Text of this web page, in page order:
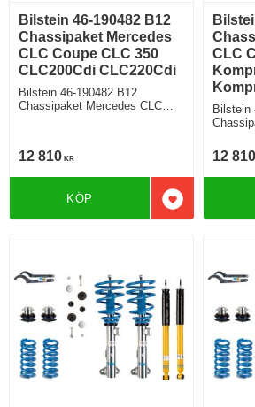
Bilstein 46-190482 B12
Chassipaket Mercedes
CLC Coupe CLC 350
CLC200Cdi CLC220Cdi
Bilstein 46-190482 B12
Chassipaket Mercedes CLC
Från årsmodell 05 2008 till
12 810 KR
Lägg till i
KÖP
CLC
Bilstein
CLC
Bensin Fram/Bakaxelvikt 1070 /
1035
12 810